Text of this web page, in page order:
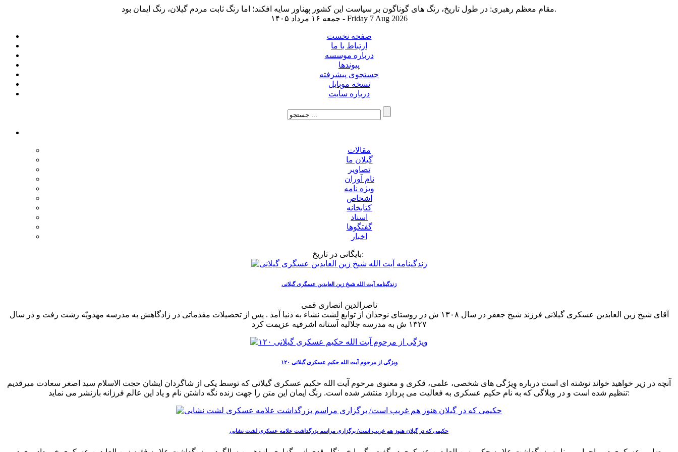
مقام معظم رهبری: در طول تاریخ، رنگ های گوناگون بر سیاست این کشور پهناور سایه افکند؛ اما رنگ ثابت مردم گیلان، رنگ ایمان بود.
جمعه ۱۶ مرداد ۱۴۰۵ - Friday 7 Aug 2026
صفحه نخست
ارتباط با ما
درباره موسسه
پیوندها
جستجوی پیشرفته
نسخه موبایل
درباره سایت
مقالات
گیلان ما
تصاویر
نام آوران
ویژه نامه
اشخاص
کتابخانه
اسناد
گفتگوها
اخبار
بایگانی در تاریخ:
زندگینامه آیت الله شیخ زین العابدین عسگری گیلانی
ناصرالدین انصاری قمی
آقای شیخ زین العابدین عسکری گیلانی فرزند شیخ جعفر در سال ۱۳۰۸ ش در روستای نوحدان از توابع لشت نشاء به دنیا آمد . پس از تحصیلات مقدماتی در زادگاهش به مدرسه مهدویّه رشت رفت و در سال
۱۳۲۷ ش به مدرسه جلالیه آستانه اشرفیه عزیمت کرد
۱۲۰ ویژگی از مرحوم آیت الله حکیم عسکری گیلانی
آنچه در زیر خواهید خواند نوشته ای است درباره وِیژگی های شخصی، علمی، فکری و معنوی مرحوم آیت الله حکیم عسکری گیلانی که توسط یکی از شاگردان ایشان حجت الاسلام سید اصغر سعادت میرقدیم
تنظیم شده است و در وبلاگی که به نام حکیم عسکری به فعالیت می پردازد منتشر شده است. رنگ ایمان این متن را جهت زنده نگه داشتن نام و یاد این عالم فرزانه بازنشر می نماید:
حکیمی که در گیلان هنوز هم غریب است/ برگزاری مراسم بزرگداشت علامه عسکری لشت نشایی